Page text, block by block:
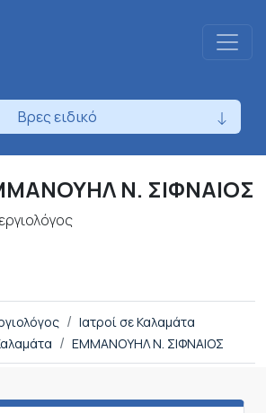
Βρες ειδικό
Ν. ΣΙΦΝΑΙΟΣ
Ιατροί σε Καλαμάτα
ΕΜΜΑΝΟΥΗΛ Ν. ΣΙΦΝΑΙΟΣ